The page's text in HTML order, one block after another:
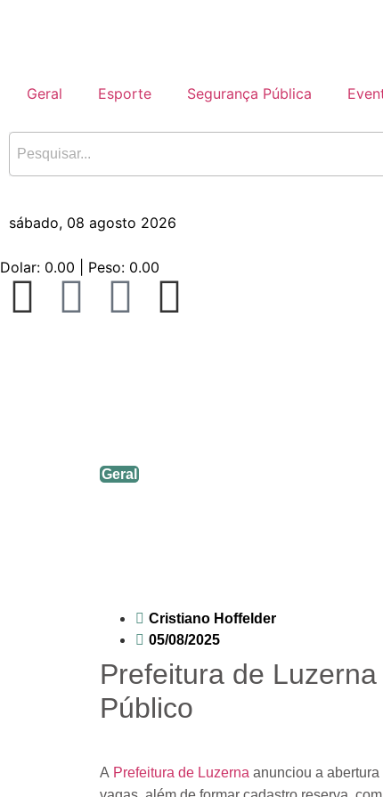
Geral Esporte Segurança Pública
sábado, 08 agosto 2026
Dolar: 0.00 | Peso: 0.00
Geral
Cristiano Hoffelder
05/08/2025
Prefeitura de
Público
A Prefeitura de Luzerna anunciou a